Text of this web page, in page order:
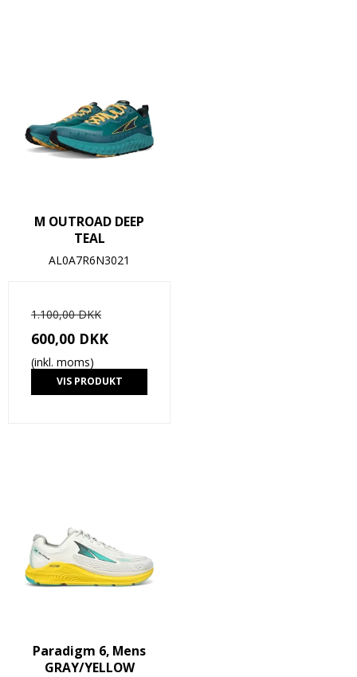
M OUTROAD DEEP
TEAL
AL0A7R6N3021
1.100,00 DKK
600,00 DKK
(inkl. moms)
VIS PRODUKT
Paradigm 6, Mens
GRAY/YELLOW